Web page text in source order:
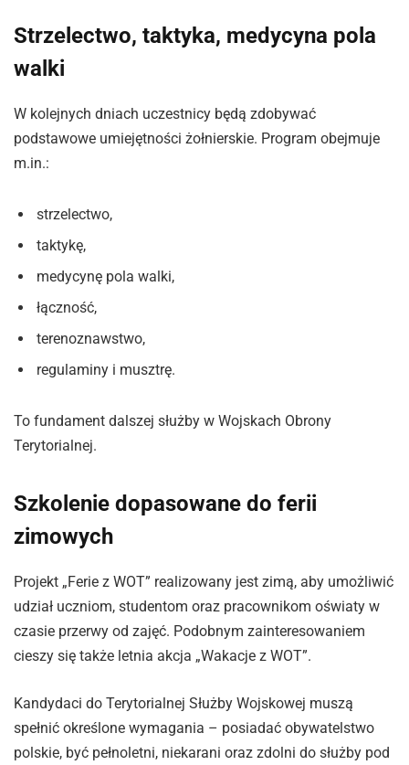
Strzelectwo, taktyka, medycyna pola
walki
W kolejnych dniach uczestnicy będą zdobywać
podstawowe umiejętności żołnierskie. Program obejmuje
m.in.:
strzelectwo,
taktykę,
medycynę pola walki,
łączność,
terenoznawstwo,
regulaminy i musztrę.
To fundament dalszej służby w Wojskach Obrony
Terytorialnej.
Szkolenie dopasowane do ferii
zimowych
Projekt „Ferie z WOT” realizowany jest zimą, aby umożliwić
udział uczniom, studentom oraz pracownikom oświaty w
czasie przerwy od zajęć. Podobnym zainteresowaniem
cieszy się także letnia akcja „Wakacje z WOT”.
Kandydaci do Terytorialnej Służby Wojskowej muszą
spełnić określone wymagania – posiadać obywatelstwo
polskie, być pełnoletni, niekarani oraz zdolni do służby pod